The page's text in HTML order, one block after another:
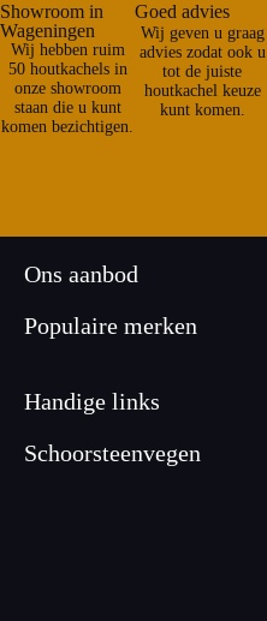
Showroom in
Wageningen
Wij hebben ruim
50 houtkachels in
onze showroom
staan die u kunt
komen bezichtigen.
Goed advies
Wij geven u graag
advies zodat ook u
tot de juiste
houtkachel keuze
kunt komen.
Ons aanbod
Populaire merken
Handige links
Schoorsteenvegen